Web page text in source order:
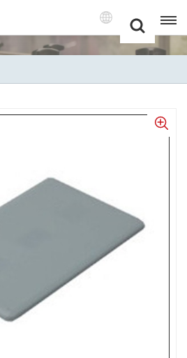
English
Français
Русский
Português
Nederland